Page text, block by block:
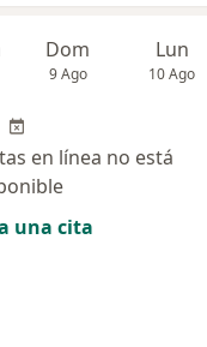
Dom
9 Ago
Lun
10 Ago
en línea no está
una cita